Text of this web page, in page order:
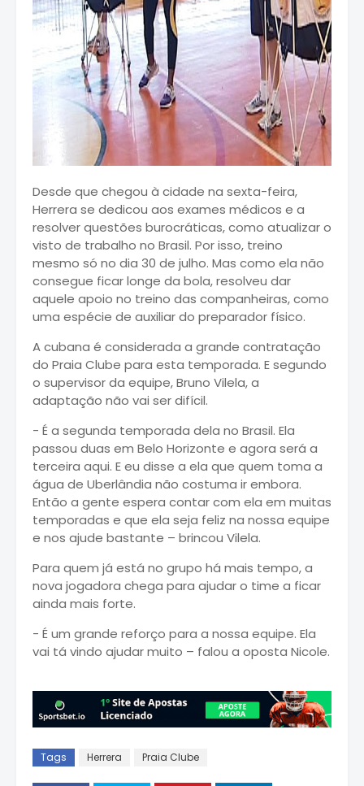
Desde que chegou à cidade na sexta-feira,
Herrera se dedicou aos exames médicos e a
resolver questões burocráticas, como atualizar o
visto de trabalho no Brasil. Por isso, treino
mesmo só no dia 30 de julho. Mas como ela não
consegue ficar longe da bola, resolveu dar
aquele apoio no treino das companheiras, como
uma espécie de auxiliar do preparador físico.
A cubana é considerada a grande contratação
do Praia Clube para esta temporada. E segundo
o supervisor da equipe, Bruno Vilela, a
adaptação não vai ser difícil.
- É a segunda temporada dela no Brasil. Ela
passou duas em Belo Horizonte e agora será a
terceira aqui. E eu disse a ela que quem toma a
água de Uberlândia não costuma ir embora.
Então a gente espera contar com ela em muitas
temporadas e que ela seja feliz na nossa equipe
e nos ajude bastante – brincou Vilela.
Para quem já está no grupo há mais tempo, a
nova jogadora chega para ajudar o time a ficar
ainda mais forte.
- É um grande reforço para a nossa equipe. Ela
vai tá vindo ajudar muito – falou a oposta Nicole.
Tags Herrera Praia Clube